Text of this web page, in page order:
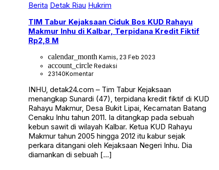
Berita Detak Riau Hukrim
TIM Tabur Kejaksaan Ciduk Bos KUD Rahayu
Makmur Inhu di Kalbar, Terpidana Kredit Fiktif
Rp2,8 M
calendar_month Kamis, 23 Feb 2023
account_circle Redaksi
23140Komentar
INHU, detak24.com – Tim Tabur Kejaksaan
menangkap Sunardi (47), terpidana kredit fiktif di KUD
Rahayu Makmur, Desa Bukit Lipai, Kecamatan Batang
Cenaku Inhu tahun 2011. Ia ditangkap pada sebuah
kebun sawit di wilayah Kalbar. Ketua KUD Rahayu
Makmur tahun 2005 hingga 2012 itu kabur sejak
perkara ditangani oleh Kejaksaan Negeri Inhu. Dia
diamankan di sebuah […]